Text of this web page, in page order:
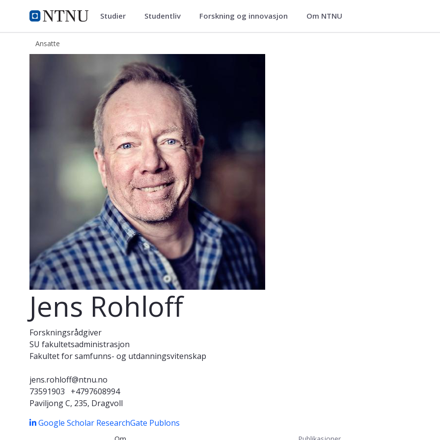
NTNU Hjemmeside
ntnu.no Studier Studentliv Forskning og innovasjon Om NTNU
Ansatte
Jens Rohloff
Forskningsrådgiver
SU fakultetsadministrasjon
Fakultet for samfunns- og utdanningsvitenskap
jens.rohloff@ntnu.no
73591903
+4797608994
Paviljong C, 235, Dragvoll
Google Scholar ResearchGate Publons